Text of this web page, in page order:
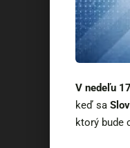
V nedeľu
keď sa
ktorý bude